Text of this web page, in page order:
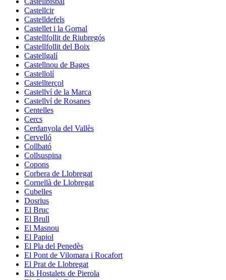
Castellcir
Castelldefels
Castellet i la Gornal
Castellfollit de Riubregós
Castellfollit del Boix
Castellgalí
Castellnou de Bages
Castellolí
Castellterçol
Castellví de la Marca
Castellví de Rosanes
Centelles
Cercs
Cerdanyola del Vallès
Cervelló
Collbató
Collsuspina
Copons
Corbera de Llobregat
Cornellà de Llobregat
Cubelles
Dosrius
El Bruc
El Brull
El Masnou
El Papiol
El Pla del Penedès
El Pont de Vilomara i Rocafort
El Prat de Llobregat
Els Hostalets de Pierola